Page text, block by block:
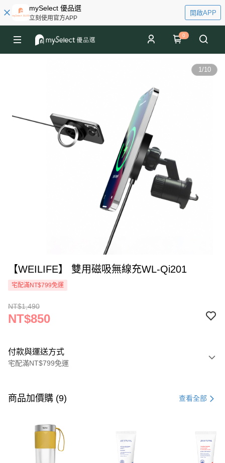
mySelect 優品選
立刻使用官方APP
開啟APP
0
1/10
【WEILIFE】 雙用磁吸無線充WL-Qi201
宅配滿NT$799免運
NT$1,490
NT$850
付款與運送方式
宅配滿NT$799免運
信用卡一次付款
3 期 0 利率 每期
合作金庫商業銀行
第一商業銀行
華南商業銀行
彰化商業銀行
6 期 0 利率 每期 21家銀行
商品加價購 (9) 查看全部